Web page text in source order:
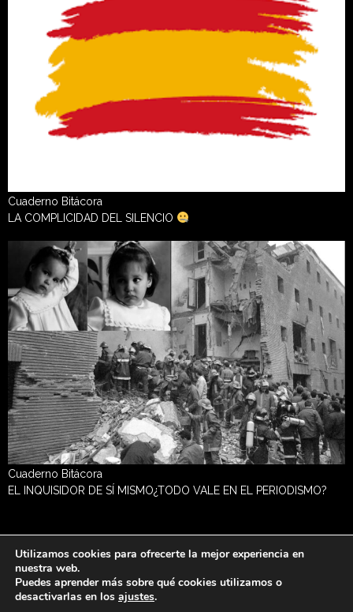
Cuaderno Bitácora
LA COMPLICIDAD DEL SILENCIO
Cuaderno Bitácora
EL INQUISIDOR DE SÍ MISMO¿TODO VALE EN EL PERIODISMO?
Copyright © 2026 Rafael de Otero | Design by
Aviso legal|Política de privacidad
Utilizamos cookies para ofrecerte la mejor experiencia en
nuestra web.
Puedes aprender más sobre qué cookies utilizamos o
desactivarlas en los ajustes.